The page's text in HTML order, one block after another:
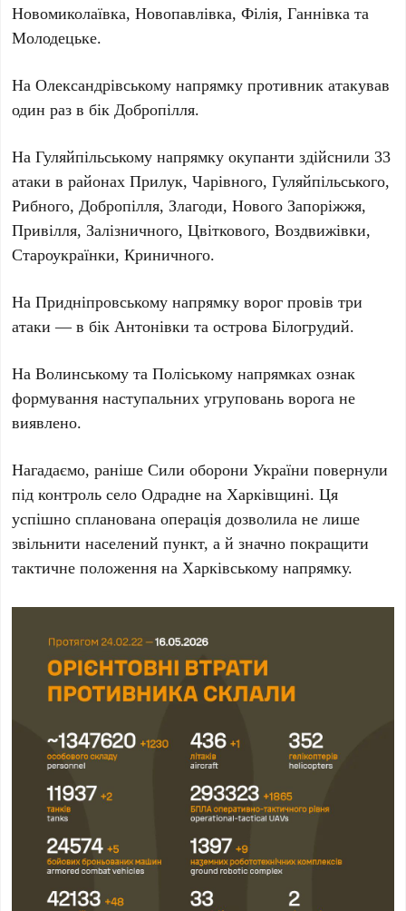
Новомиколаївка, Новопавлівка, Філія, Ганнівка та
Молодецьке.
На Олександрівському напрямку противник атакував
один раз в бік Добропілля.
На Гуляйпільському напрямку окупанти здійснили33
атаки в районах Прилук, Чарівного, Гуляйпільського,
Рибного, Добропілля, Злагоди, Нового Запоріжжя,
Привілля, Залізничного, Цвіткового, Воздвижівки,
Староукраїнки, Криничного.
На Придніпровському напрямку ворог провівтри
атаки — в бік Антонівки та острова Білогрудий.
На Волинському та Поліському напрямках ознак
формування наступальних угруповань ворога не
виявлено.
Нагадаємо, раніше Сили оборони України повернули
під контроль село Одрадне на Харківщині. Ця
успішно спланована операція дозволила не лише
звільнити населений пункт, а й значно покращити
тактичне положення на Харківському напрямку.